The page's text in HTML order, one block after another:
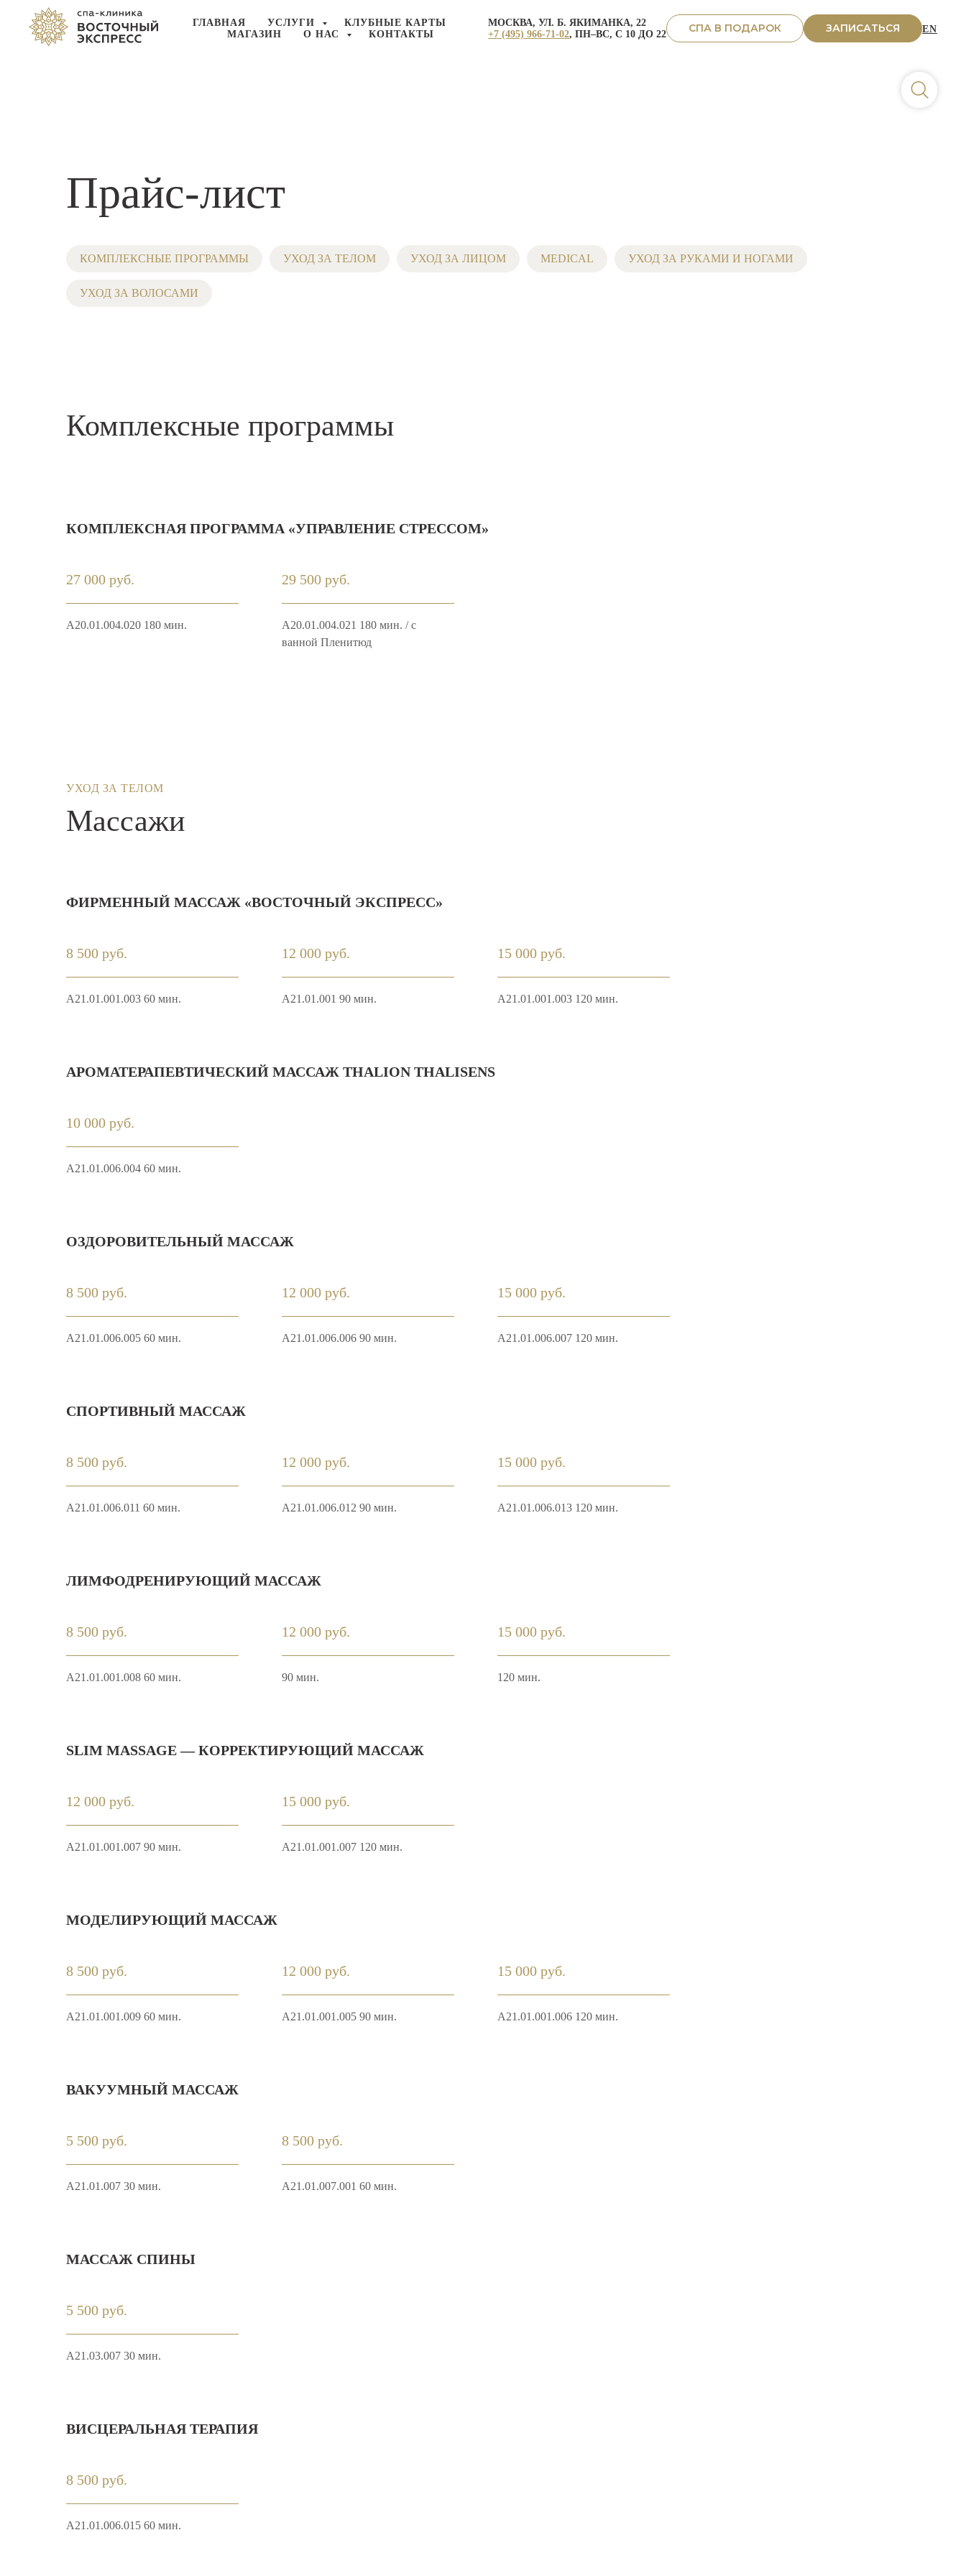
ГЛАВНАЯ УСЛУГИ
КЛУБНЫЕ КАРТЫ
МАГАЗИН
О НАС КОНТАКТЫ
МОСКВА, УЛ. Б. ЯКИМАНКА, 22
+7 (495) 966-71-02, ПН–ВС, С 10 ДО 22 СПА В ПОДАРОК ЗАПИСАТЬСЯ EN
Прайс-лист
КОМПЛЕКСНЫЕ ПРОГРАММЫ УХОД ЗА ТЕЛОМ УХОД ЗА ЛИЦОМ MEDICAL УХОД ЗА РУКАМИ И НОГАМИ
УХОД ЗА ВОЛОСАМИ
Комплексные программы
КОМПЛЕКСНАЯ ПРОГРАММА «УПРАВЛЕНИЕ СТРЕССОМ»
27 000 руб.
A20.01.004.020 180 мин.
29 500 руб.
A20.01.004.021 180 мин. / с
ванной Пленитюд
УХОД ЗА ТЕЛОМ
Массажи
ФИРМЕННЫЙ МАССАЖ «ВОСТОЧНЫЙ ЭКСПРЕСС»
8 500 руб.
A21.01.001.003 60 мин.
12 000 руб.
A21.01.001 90 мин.
15 000 руб.
A21.01.001.003 120 мин.
АРОМАТЕРАПЕВТИЧЕСКИЙ МАССАЖ THALION THALISENS
10 000 руб.
А21.01.006.004 60 мин.
ОЗДОРОВИТЕЛЬНЫЙ МАССАЖ
8 500 руб.
А21.01.006.005 60 мин.
12 000 руб.
А21.01.006.006 90 мин.
15 000 руб.
А21.01.006.007 120 мин.
СПОРТИВНЫЙ МАССАЖ
8 500 руб.
А21.01.006.011 60 мин.
12 000 руб.
А21.01.006.012 90 мин.
15 000 руб.
А21.01.006.013 120 мин.
ЛИМФОДРЕНИРУЮЩИЙ МАССАЖ
8 500 руб.
A21.01.001.008 60 мин.
12 000 руб.
90 мин.
15 000 руб.
120 мин.
SLIM MASSAGE — КОРРЕКТИРУЮЩИЙ МАССАЖ
12 000 руб.
A21.01.001.007 90 мин.
15 000 руб.
A21.01.001.007 120 мин.
МОДЕЛИРУЮЩИЙ МАССАЖ
8 500 руб.
A21.01.001.009 60 мин.
12 000 руб.
A21.01.001.005 90 мин.
15 000 руб.
A21.01.001.006 120 мин.
ВАКУУМНЫЙ МАССАЖ
5 500 руб.
A21.01.007 30 мин.
8 500 руб.
A21.01.007.001 60 мин.
МАССАЖ СПИНЫ
5 500 руб.
A21.03.007 30 мин.
ВИСЦЕРАЛЬНАЯ ТЕРАПИЯ
8 500 руб.
А21.01.006.015 60 мин.